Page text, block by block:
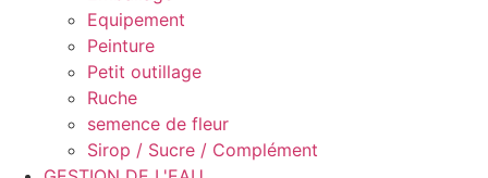
Equipement
Peinture
Petit outillage
Ruche
semence de fleur
Sirop / Sucre / Complément